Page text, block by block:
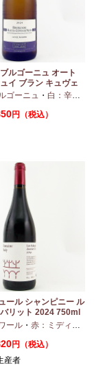
ルゴーニュ オート
イ ブラン キュヴェ
750ml
ゴーニュ ・ 白：辛口
円（税込）
ール シャンピニー ル
リット 2024 750ml
ール ・ 赤：ミディアムボディ
円（税込）
産者